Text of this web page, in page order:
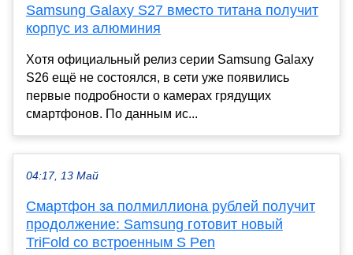
Samsung Galaxy S27 вместо титана получит
корпус из алюминия
Хотя официальный релиз серии Samsung Galaxy
S26 ещё не состоялся, в сети уже появились
первые подробности о камерах грядущих
смартфонов. По данным ис...
04:17, 13 Май
Смартфон за полмиллиона рублей получит
продолжение: Samsung готовит новый
TriFold со встроенным S Pen